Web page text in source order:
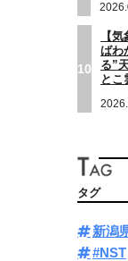
10
【
ばわ
る”
とこ
タグ
新潟
#NST